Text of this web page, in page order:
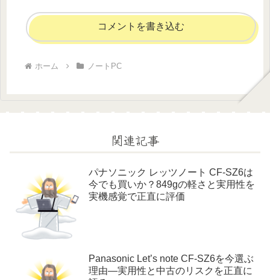
コメントを書き込む
ホーム ノートPC
関連記事
パナソニック レッツノート CF-SZ6は
今でも買いか？849gの軽さと実用性を
実機感覚で正直に評価
Panasonic Let’s note CF-SZ6を今選ぶ
理由—実用性と中古のリスクを正直に